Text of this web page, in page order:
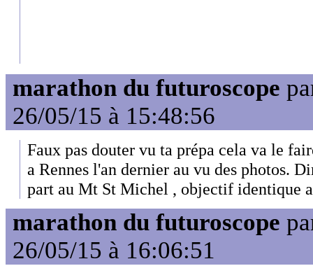
marathon du futuroscope
26/05/15 à 15:48:56
Faux pas douter vu ta prépa cela va le
a Rennes l'an dernier au vu des photos.
part au Mt St Michel , objectif identique
marathon du futuroscope
26/05/15 à 16:06:51